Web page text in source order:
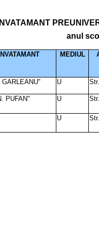
anul
MEDIUL
U
PUFAN"
U
U